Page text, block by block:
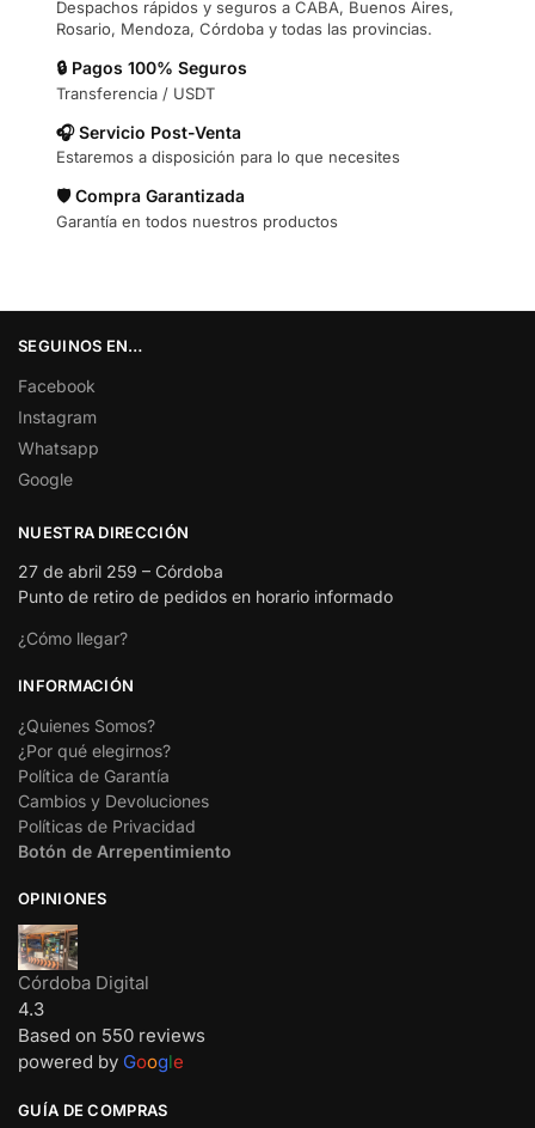
Despachos rápidos y seguros a CABA, Buenos Aires,
Rosario, Mendoza, Córdoba y todas las provincias.
🔒 Pagos 100% Seguros
Transferencia / USDT
🎧 Servicio Post-Venta
Estaremos a disposición para lo que necesites
🛡️ Compra Garantizada
Garantía en todos nuestros productos
SEGUINOS EN…
Facebook
Instagram
Whatsapp
Google
NUESTRA DIRECCIÓN
27 de abril 259 – Córdoba
Punto de retiro de pedidos en horario informado
¿Cómo llegar?
INFORMACIÓN
¿Quienes Somos?
¿Por qué elegirnos?
Política de Garantía
Cambios y Devoluciones
Políticas de Privacidad
Botón de Arrepentimiento
OPINIONES
Córdoba Digital
4.3
Based on 550 reviews
powered by Google
GUÍA DE COMPRAS